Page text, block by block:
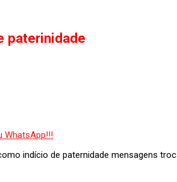
paterinidade
indício de paternidade mensagens